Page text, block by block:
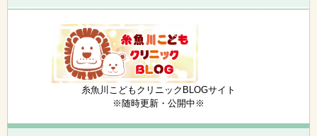
糸魚川こどもクリニックBLOGサイト
※随時更新・公開中※